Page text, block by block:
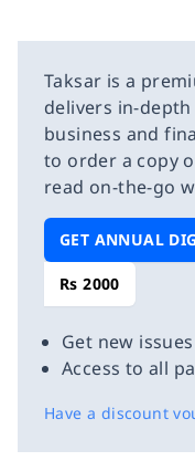
Taksar is a
delivers in-
business and
to order a copy
read on-the-go
GET ANNUAL
Rs 2000
Get new
Access to all
Have a discount